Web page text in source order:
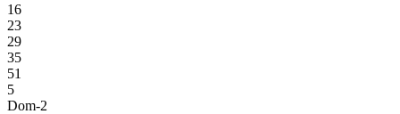
16
23
29
35
51
5
Dom-2